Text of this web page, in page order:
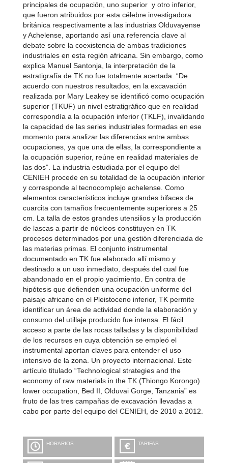
principales de ocupación, uno superior y otro inferior,
que fueron atribuidos por esta célebre investigadora
británica respectivamente a las industrias Olduvayense
y Achelense, aportando así una referencia clave al
debate sobre la coexistencia de ambas tradiciones
industriales en esta región africana. Sin embargo, como
explica Manuel Santonja, la interpretación de la
estratigrafía de TK no fue totalmente acertada. “De
acuerdo con nuestros resultados, en la excavación
realizada por Mary Leakey se identificó como ocupación
superior (TKUF) un nivel estratigráfico que en realidad
correspondía a la ocupación inferior (TKLF), invalidando
la capacidad de las series industriales formadas en ese
momento para analizar las diferencias entre ambas
ocupaciones, ya que una de ellas, la correspondiente a
la ocupación superior, reúne en realidad materiales de
las dos”. La industria estudiada por el equipo del
CENIEH procede en su totalidad de la ocupación inferior
y corresponde al tecnocomplejo achelense. Como
elementos característicos incluye grandes bifaces de
cuarcita con tamaños frecuentemente superiores a 25
cm. La talla de estos grandes utensilios y la producción
de lascas a partir de núcleos constituyen en TK
procesos determinados por una gestión diferenciada de
las materias primas. El conjunto instrumental
documentado en TK fue elaborado allí mismo y
destinado a un uso inmediato, después del cual fue
abandonado en el propio yacimiento. En contra de
hipótesis que defienden una ocupación uniforme del
paisaje africano en el Pleistoceno inferior, TK permite
identificar un área de actividad donde la elaboración y
consumo del utillaje producido fue intensa. El fácil
acceso a parte de las rocas talladas y la disponibilidad
de los recursos en cuya obtención se empleó el
instrumental aportan claves para entender el uso
intensivo de la zona. Un proyecto internacional. Este
artículo titulado “Technological strategies and the
economy of raw materials in the TK (Thiongo Korongo)
lower occupation, Bed II, Olduvai Gorge, Tanzania” es
fruto de las tres campañas de excavación llevadas a
cabo por parte del equipo del CENIEH, de 2010 a 2012.
HORARIOS TARIFAS